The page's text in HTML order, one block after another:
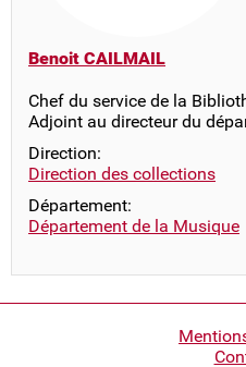
Benoit CAILMAIL
Chef du service de la
Adjoint au directeur du
Direction:
Direction des collections
Département:
Département de la Musique